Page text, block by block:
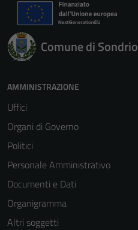
Comune di Sondrio
AMMINISTRAZIONE
Uffici
Organi di Governo
Politici
Personale Amministrativo
Documenti e Dati
Organigramma
Altri soggetti